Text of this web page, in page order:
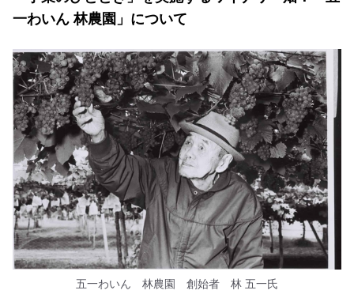
一わいん 林農園」について
五一わいん 林農園 創始者 林 五一氏